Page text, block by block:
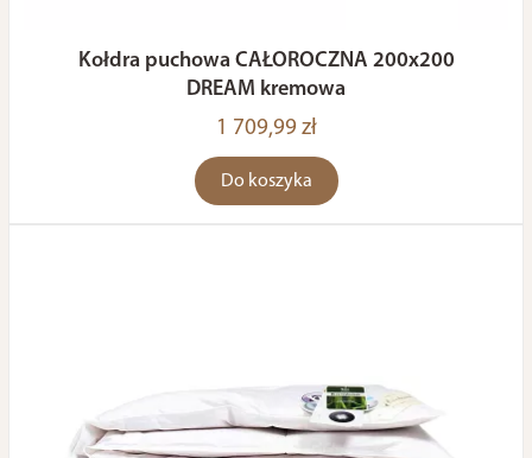
Kołdra puchowa CAŁOROCZNA 200x200
DREAM kremowa
1 709,99 zł
Do koszyka